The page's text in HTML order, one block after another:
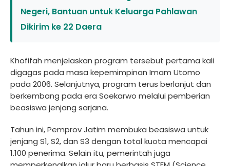
Negeri, Bantuan untuk Keluarga Pahlawan
Dikirim ke 22 Daera
Khofifah menjelaskan program tersebut pertama kali
digagas pada masa kepemimpinan Imam Utomo
pada 2006. Selanjutnya, program terus berlanjut dan
berkembang pada era Soekarwo melalui pemberian
beasiswa jenjang sarjana.
Tahun ini, Pemprov Jatim membuka beasiswa untuk
jenjang S1, S2, dan S3 dengan total kuota mencapai
1.100 penerima. Selain itu, pemerintah juga